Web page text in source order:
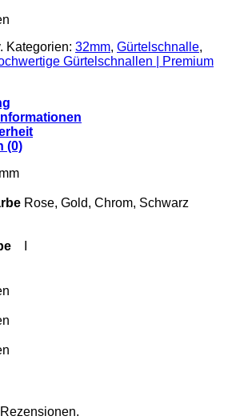
Kategorien: 32mm, Gürtelschnalle,
Gürtelschnallen | Premium
(0)
Rose, Gold, Chrom, Schwarz